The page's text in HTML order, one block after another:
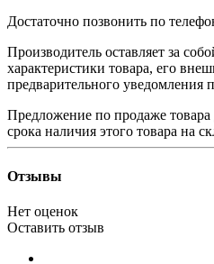
Достаточно позвонить по
Производитель оставляет за
характеристики товара, его
предварительного уведомления
Предложение по продаже товара
срока наличия этого товара на
Отзывы
Нет оценок
Оставить отзыв